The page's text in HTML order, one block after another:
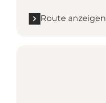
Route anzeigen